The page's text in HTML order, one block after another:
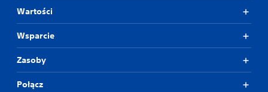
Wartości
Wsparcie
Zasoby
Połącz